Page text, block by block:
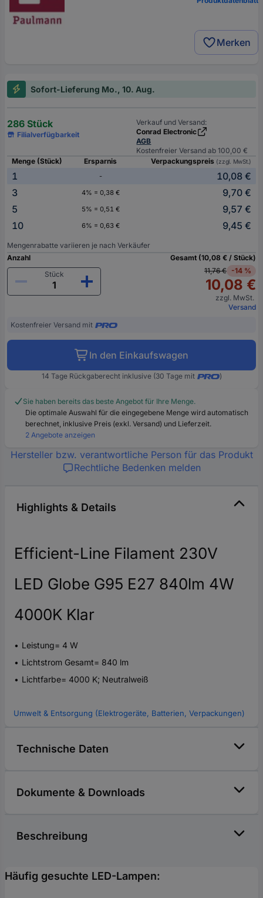
Merken
Sofort-Lieferung Mo., 10. Aug.
286 Stück
Filialverfügbarkeit
Verkauf und Versand:
Conrad Electronic
AGB
Kostenfreier Versand ab 100,00 €
Menge (Stück)
Ersparnis Verpackungspreis (zzgl. MwSt.)
1 -
10,08 €
3
4% = 0,38 €
9,70 €
5
5% = 0,51 €
9,57 €
10
6% = 0,63 € 9,45 €
Mengenrabatte variieren je nach Verkäufer
Anzahl
Stück
Gesamt (10,08 € / Stück)
11,76 € -14 %
10,08 €
zzgl. MwSt.
Versand
Kostenfreier Versand mit
In den Einkaufswagen
14 Tage Rückgaberecht inklusive (30 Tage mit )
Sie haben bereits das beste Angebot für Ihre Menge.
Die optimale Auswahl für die eingegebene Menge wird automatisch
berechnet, inklusive Preis (exkl. Versand) und Lieferzeit.
2 Angebote anzeigen
Hersteller bzw. verantwortliche Person für das Produkt
Rechtliche Bedenken melden
Highlights & Details
Efficient-Line Filament 230V
LED Globe G95 E27 840lm 4W
4000K Klar
Leistung= 4 W
Lichtstrom Gesamt= 840 lm
Lichtfarbe= 4000 K; Neutralweiß
Umwelt & Entsorgung (Elektrogeräte, Batterien, Verpackungen)
Technische Daten
Dokumente & Downloads
Beschreibung
Häufig gesuchte LED-Lampen: